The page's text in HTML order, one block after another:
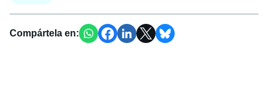
Compártela en: